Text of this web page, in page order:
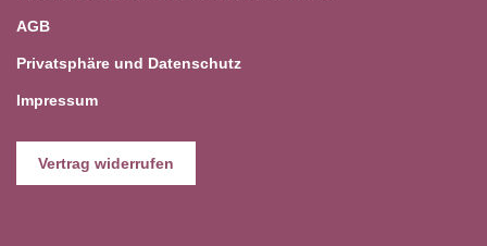
AGB
Privatsphäre und Datenschutz
Impressum
Vertrag widerrufen